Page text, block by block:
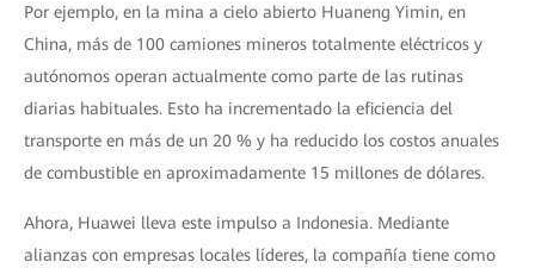
Por ejemplo, en la mina a cielo abierto Huaneng Yimin, en
China, más de 100 camiones mineros totalmente eléctricos y
autónomos operan actualmente como parte de las rutinas
diarias habituales. Esto ha incrementado la eficiencia del
transporte en más de un 20 % y ha reducido los costos anuales
de combustible en aproximadamente 15 millones de dólares.
Ahora, Huawei lleva este impulso a Indonesia. Mediante
alianzas con empresas locales líderes, la compañía tiene como